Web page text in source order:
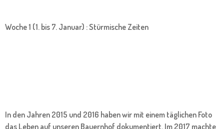
Woche 1 (1. bis 7. Januar) : Stürmische Zeiten
In den Jahren 2015 und 2016 haben wir mit einem täglichen Foto
das Leben auf unseren Bauernhof dokumentiert. Im 2017 machte